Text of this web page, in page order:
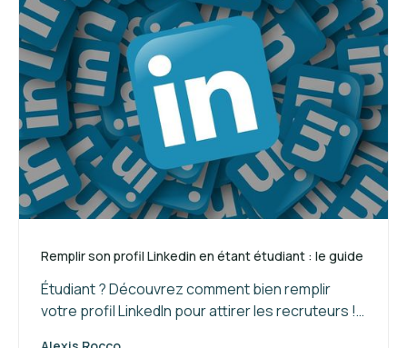
Remplir son profil Linkedin en étant étudiant : le guide
Étudiant ? Découvrez comment bien remplir
votre profil LinkedIn pour attirer les recruteurs !